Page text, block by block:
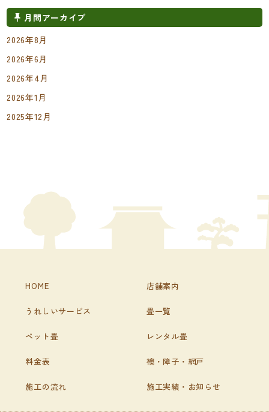
月間アーカイブ
2026年8月
2026年6月
2026年4月
2026年1月
2025年12月
HOME 店舗案内
うれしいサービス 畳一覧
ペット畳 レンタル畳
料金表 襖・障子・網戸
施工の流れ 施工実績・お知らせ